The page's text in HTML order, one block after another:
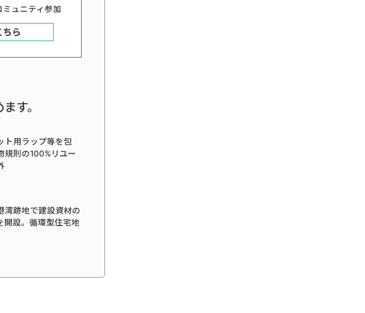
ュニティ参加
ら
す。
ト用ラップ等を包
規則の100%リユー
湾跡地で建設資材の
開設。循環型住宅地